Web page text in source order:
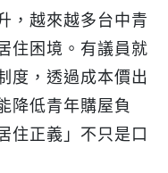
，越來越多台中青
住困境。有議員就
度，透過成本價出
降低青年購屋負
住正義」不只是口